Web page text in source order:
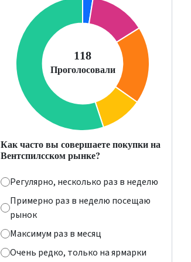
Как часто вы совершаете покупки на
Вентспилсском рынке?
Регулярно, несколько раз в неделю
Примерно раз в неделю посещаю
рынок
Максимум раз в месяц
Очень редко, только на ярмарки